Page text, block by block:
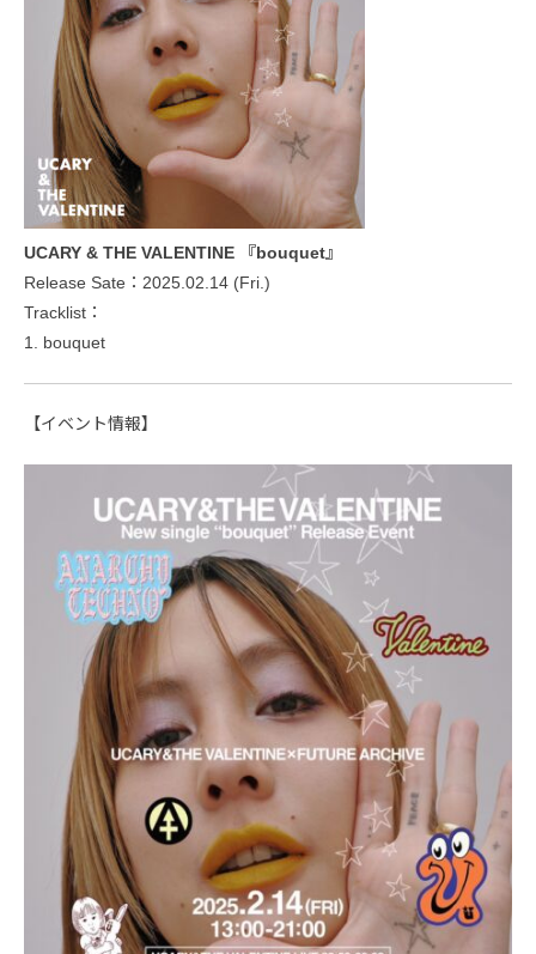
UCARY & THE VALENTINE 『bouquet』
Release Sate：2025.02.14 (Fri.)
Tracklist：
1. bouquet
【イベント情報】